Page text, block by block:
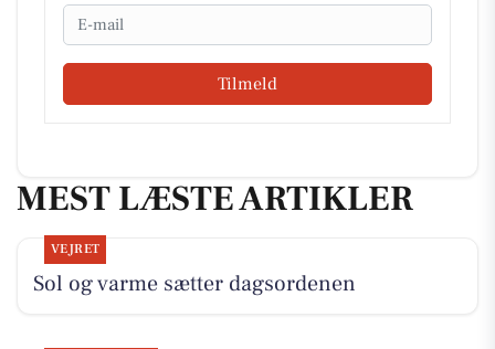
Email
Tilmeld
MEST LÆSTE ARTIKLER
VEJRET
Sol og varme sætter dagsordenen